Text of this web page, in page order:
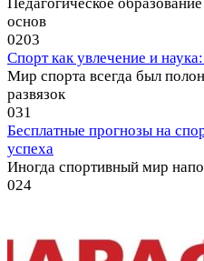
основ
0203
Спорт как увлечение и
Мир спорта всегда был
развязок
031
Бесплатные прогнозы на
успеха
Иногда спортивный мир
024